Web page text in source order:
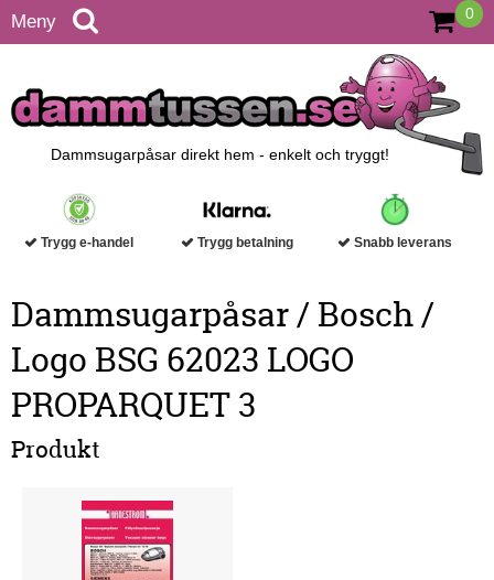
Meny 0
Dammsugarpåsar direkt hem - enkelt och tryggt!
Trygg e-handel Trygg betalning Snabb leverans
Dammsugarpåsar / Bosch /
Logo BSG 62023 LOGO
PROPARQUET 3
Produkt